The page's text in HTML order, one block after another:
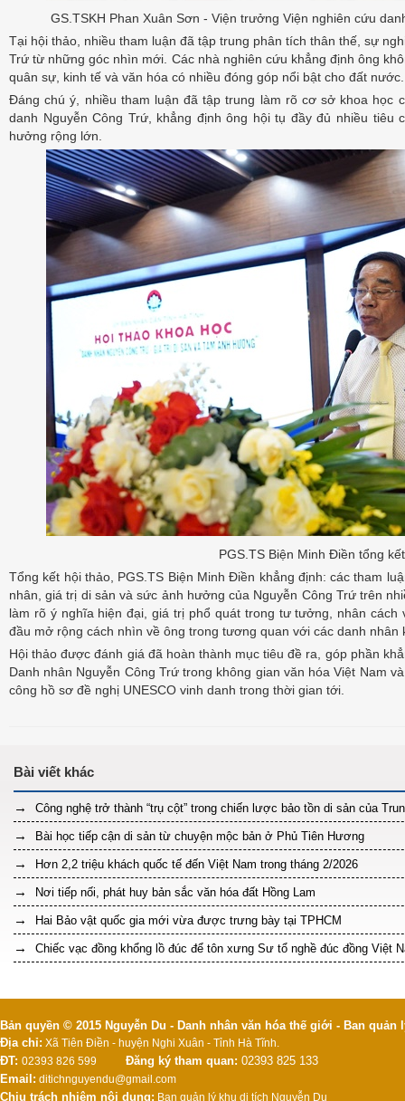
GS.TSKH Phan Xuân Sơn - Viện trưởng Viện nghiên cứu
Tại hội thảo, nhiều tham luận đã tập trung phân tích thân thế, sự
Trứ từ những góc nhìn mới. Các nhà nghiên cứu khẳng định ông
quân sự, kinh tế và văn hóa có nhiều đóng góp nổi bật cho đất nước.
Đáng chú ý, nhiều tham luận đã tập trung làm rõ cơ sở khoa học
danh Nguyễn Công Trứ, khẳng định ông hội tụ đầy đủ nhiều tiêu
hưởng rộng lớn.
PGS.TS Biện Minh Điền tổng
Tổng kết hội thảo, PGS.TS Biện Minh Điền khẳng định: các tham
nhân, giá trị di sản và sức ảnh hưởng của Nguyễn Công Trứ trên
làm rõ ý nghĩa hiện đại, giá trị phổ quát trong tư tưởng, nhân
đầu mở rộng cách nhìn về ông trong tương quan với các danh nhân
Hội thảo được đánh giá đã hoàn thành mục tiêu đề ra, góp phần
Danh nhân Nguyễn Công Trứ trong không gian văn hóa Việt Nam
công hồ sơ đề nghị UNESCO vinh danh trong thời gian tới.
Công nghệ trở thành “trụ cột” trong chiến lược bảo tồn di sản của
Bài học tiếp cận di sản từ chuyện mộc bản ở Phủ Tiên Hương
Hơn 2,2 triệu khách quốc tế đến Việt Nam trong tháng 2/2026
Nơi tiếp nối, phát huy bản sắc văn hóa đất Hồng Lam
Hai Bảo vật quốc gia mới vừa được trưng bày tại TPHCM
Chiếc vạc đồng khổng lồ đúc để tôn xưng Sư tổ nghề đúc đồng Việt
Bản quyền © 2015 Nguyễn Du - Danh nhân văn hóa thế giới - Ban
Địa chỉ: Xã Tiên Điền - huyện Nghi Xuân - Tỉnh Hà Tĩnh.
ĐT: 02393 826 599 Đăng ký tham quan: 02393 825 133
Email: ditichnguyendu@gmail.com
Chịu trách nhiệm nội dung: Ban quản lý khu di tích Nguyễn Du